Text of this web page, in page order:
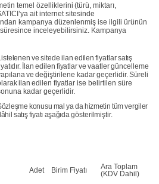
temel özelliklerini (türü, miktarı,
ait internet sitesinde
kampanya düzenlenmiş ise ilgili ürünün
süresince inceleyebilirsiniz. Kampanya
ve sitede ilan edilen fiyatlarsatış
İlan edilen fiyatlarve vaatlergüncelleme
ve değiştirilene kadargeçerlidir.Süreli
ilan edilen fiyatlar ise belirtilen süre
kadar geçerlidir.
konusu mal yada hizmetin tümvergiler
satışfiyatı aşağıdagösterilmiştir.
Adet Birim Fiyatı Ara
Toplam
(KDV Dahil)